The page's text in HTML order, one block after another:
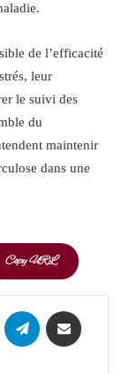
de l’efficacité
leur
le suivi des
du
maintenir
dans une
Copy URL
WhatsApp Telegram